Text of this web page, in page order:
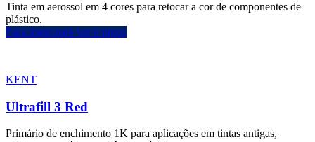
Tinta em aerossol em 4 cores para retocar a cor de componentes de
plástico.
Faça login para ver o preço
KENT
Ultrafill 3 Red
Primário de enchimento 1K para aplicações em tintas antigas,